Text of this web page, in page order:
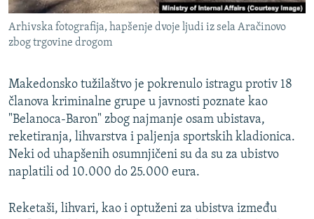
VIŠE OD NASLOVA
GENOCID U SREBRENICI
TV LIBERTY
POST SCRIPTUM
MOJA EVROPA
TRI DECENIJE OD RATA U BIH
NASTANAK I RASPAD JUGOSLAVIJE
PRATITE NAS
Sve RFE/RL stranice
Arhivska fotografija, hapšenje dvoje ljudi iz sela Aračinovo
zbog trgovine drogom
Makedonsko tužilaštvo je pokrenulo istragu protiv 18
članova kriminalne grupe u javnosti poznate kao
"Belanoca-Baron" zbog najmanje osam ubistava,
reketiranja, lihvarstva i paljenja sportskih kladionica.
Neki od uhapšenih osumnjičeni su da su za ubistvo
naplatili od 10.000 do 25.000 eura.
Reketaši, lihvari, kao i optuženi za ubistva između